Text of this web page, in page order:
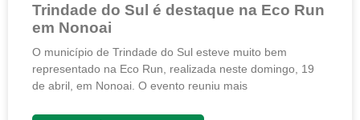
Trindade do Sul é destaque na Eco Run
em Nonoai
O município de Trindade do Sul esteve muito bem
representado na Eco Run, realizada neste domingo, 19
de abril, em Nonoai. O evento reuniu mais